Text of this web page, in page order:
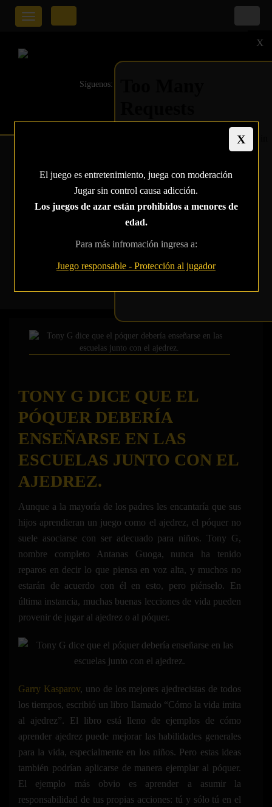
X
El juego es entretenimiento, juega con moderación
Jugar sin control causa adicción.
Los juegos de azar están prohibidos a menores de
edad.
Para más infromación ingresa a:
Juego responsable - Protección al jugador
Síguenos:
Toggle
navigation
TONY G DICE QUE EL
PÓQUER DEBERÍA
ENSEÑARSE EN LAS
ESCUELAS JUNTO
CON EL AJEDREZ.
TONY G DICE QUE EL
PÓQUER DEBERÍA
ENSEÑARSE EN LAS
ESCUELAS JUNTO CON EL
AJEDREZ.
Aunque a la mayoría de los padres les encantaría que sus
hijos aprendieran un juego como el ajedrez, el póquer no
suele asociarse con ser adecuado para niños. Tony G,
nombre completo Antanas Guoga, nunca ha tenido
reparos en decir lo que piensa en voz alta, y muchos no
estarán de acuerdo con él en esto, pero piénselo. En
última instancia, muchas buenas lecciones de vida pueden
provenir de jugar al ajedrez o al póquer.
Garry Kasparov, uno de los mejores ajedrecistas de todos
los tiempos, escribió un libro llamado “Cómo la vida imita
al ajedrez”. El libro está lleno de ejemplos de cómo
aprender ajedrez puede mejorar las habilidades generales
para la vida, especialmente en los niños. Pero estas ideas
también podrían aplicarse de manera ejemplar al póquer.
El ejemplo más obvio es aprender a asumir la
responsabilidad de tus propias acciones: tú y sólo tú en el